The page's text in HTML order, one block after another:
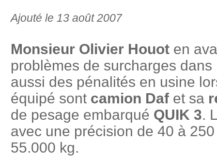
Ajouté le 13 août 2007
Monsieur Olivier Houot en
problèmes de surcharges dans
aussi des pénalités en usine
équipé sont camion Daf et sa
de pesage embarqué QUIK 3.
avec une précision de 40 à
55.000 kg.